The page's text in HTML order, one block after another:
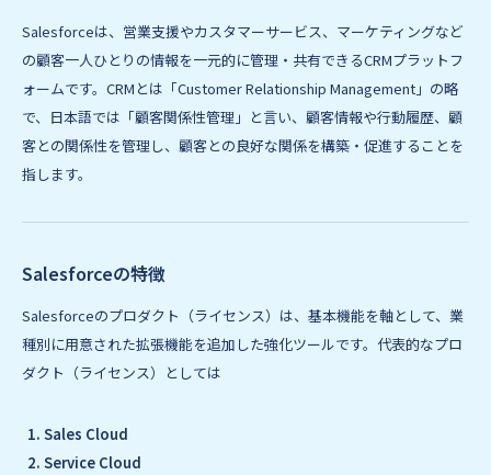
Salesforceは、営業支援やカスタマーサービス、マーケティングなど
の顧客一人ひとりの情報を一元的に管理・共有できるCRMプラットフ
ォームです。CRMとは「Customer Relationship Management」の略
で、日本語では「顧客関係性管理」と言い、顧客情報や行動履歴、顧
客との関係性を管理し、顧客との良好な関係を構築・促進することを
指します。
Salesforceの特徴
Salesforceのプロダクト（ライセンス）は、基本機能を軸として、業
種別に用意された拡張機能を追加した強化ツールです。代表的なプロ
ダクト（ライセンス）としては
Sales Cloud
Service Cloud